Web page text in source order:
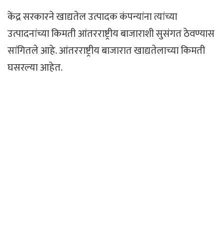
केंद्र सरकारने खाद्यतेल उत्पादक कंपन्यांना त्यांच्या
उत्पादनांच्या किमती आंतरराष्ट्रीय बाजाराशी सुसंगत ठेवण्यास
सांगितले आहे. आंतरराष्ट्रीय बाजारात खाद्यतेलाच्या किमती
घसरल्या आहेत.